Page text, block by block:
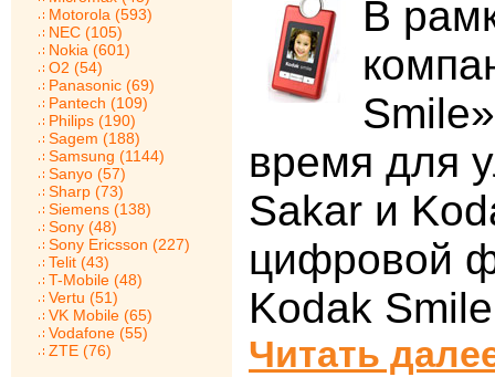
Motorola (593)
NEC (105)
Nokia (601)
O2 (54)
Panasonic (69)
Pantech (109)
Philips (190)
Sagem (188)
Samsung (1144)
Sanyo (57)
Sharp (73)
Siemens (138)
Sony (48)
Sony Ericsson (227)
Telit (43)
T-Mobile (48)
Vertu (51)
VK Mobile (65)
Vodafone (55)
ZTE (76)
В
время для
Sakar и
цифровой
Kodak
Читать